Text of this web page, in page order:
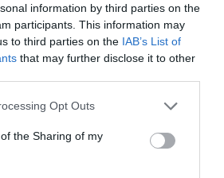
information by third parties on the
participants. This information may
to third parties on the IAB’s List of
that may further disclose it to other
app uses one or more Google
or usage behaviour. You may click to
to Google and its third-party tags to
specified purposes in below Google
Opt Outs
the Sharing of my
Aviation Interest Group
szakértők arra
amerikai közlekedési
az amerikai
kössenek interline
működés során át
légitársaságokra.